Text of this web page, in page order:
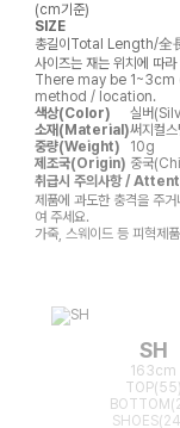
(cm기준)
SIZE
총길이 Total Length/全
사이즈는 재는 위치에 따
There may be
method / location.
색상(Color)
실버
소재(Material)써지컬
중량(Weight)
10g
제조국(Origin) 중국
취급시 주의사항 /
제품에 과도한 충격을 주
여 주세요.
가죽, 스웨이드 등 피혁제
SH
163cm
TOP(55)